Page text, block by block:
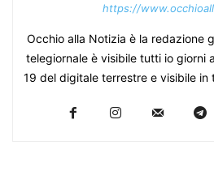
https://
Occhio alla Notizia è la redazione
telegiornale è visibile tutti io giorni
19 del digitale terrestre e visibile in